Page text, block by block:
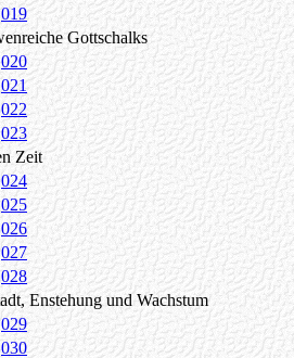
019
Gottschalks
020
021
022
023
Zeit
024
025
026
027
028
Enstehung und Wachstum
029
030